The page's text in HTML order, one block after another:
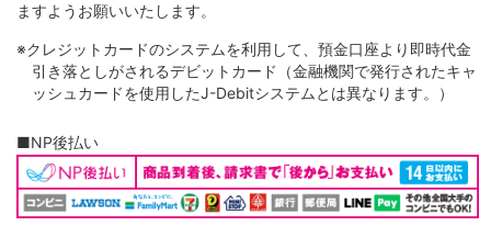
ますようお願いいたします。
※クレジットカードのシステムを利用して、預金口座より即時代金
引き落としがされるデビットカード（金融機関で発行されたキャ
ッシュカードを使用したJ-Debitシステムとは異なります。）
■NP後払い